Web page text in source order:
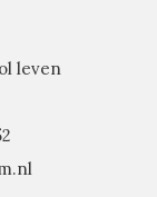
leven